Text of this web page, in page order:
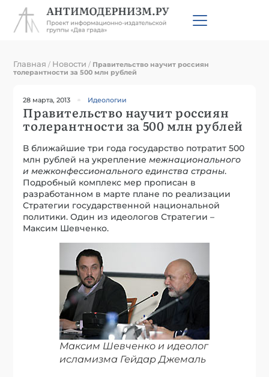
Главная / Новости / Правительство научит россиян
толерантности за 500 млн рублей
28 марта, 2013 Идеологии
Правительство научит россиян
толерантности за 500 млн рублей
В ближайшие три года государство потратит 500
млн рублей на укреплениемежнационального
и межконфессионального единства страны.
Подробный комплекс мер прописан в
разработанном в марте плане по реализации
Стратегии государственной национальной
политики. Один из идеологов Стратегии –
Максим Шевченко.
Максим Шевченко и идеолог
исламизма Гейдар Джемаль